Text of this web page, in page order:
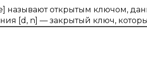
называют открытым ключом,
[d, n] — закрытый ключ,